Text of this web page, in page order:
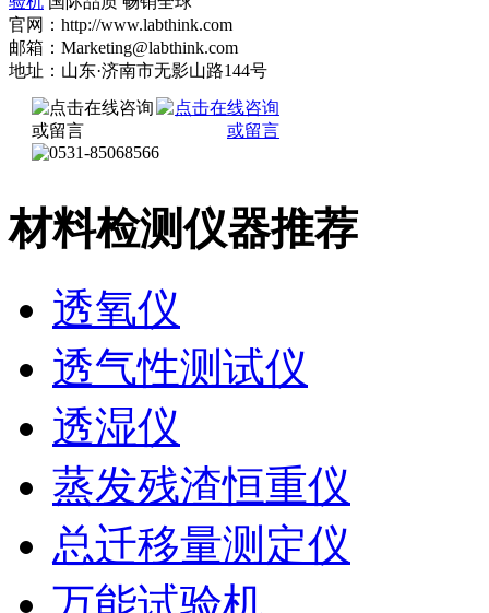
官网：http://www.labthink.com
邮箱：Marketing@labthink.com
地址：山东·济南市无影山路144号
材料检测仪器推荐
透氧仪
透气性测试仪
透湿仪
蒸发残渣恒重仪
总迁移量测定仪
万能试验机